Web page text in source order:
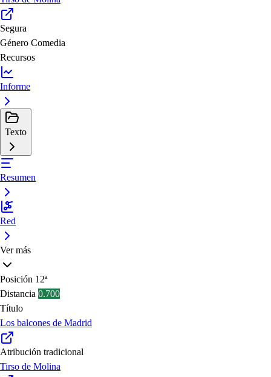
Segura
Género Comedia
Recursos
Informe
Texto
Resumen
Red
Ver más
Posición 12ª
Distancia 0.700
Título
Los balcones de Madrid
Atribución tradicional
Tirso de Molina